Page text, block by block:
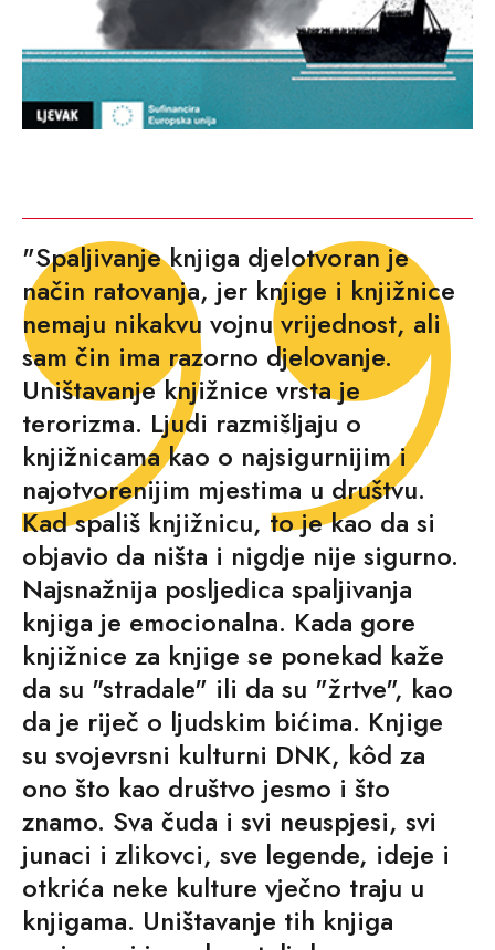
"Spaljivanje knjiga djelotvoran je
način ratovanja, jer knjige i knjižnice
nemaju nikakvu vojnu vrijednost, ali
sam čin ima razorno djelovanje.
Uništavanje knjižnice vrsta je
terorizma. Ljudi razmišljaju o
knjižnicama kao o najsigurnijim i
najotvorenijim mjestima u društvu.
Kad spališ knjižnicu, to je kao da si
objavio da ništa i nigdje nije sigurno.
Najsnažnija posljedica spaljivanja
knjiga je emocionalna. Kada gore
knjižnice za knjige se ponekad kaže
da su "stradale" ili da su "žrtve", kao
da je riječ o ljudskim bićima. Knjige
su svojevrsni kulturni DNK, kôd za
ono što kao društvo jesmo i što
znamo. Sva čuda i svi neuspjesi, svi
junaci i zlikovci, sve legende, ideje i
otkrića neke kulture vječno traju u
knjigama. Uništavanje tih knjiga